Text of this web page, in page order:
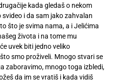
kada gledaš o nekom
i da sam jako zahvalan
što je svima nama, a i Jelićima
života i na tome mu
uvek biti jedno veliko
smo proživeli. Mnogo stvari se
zaboravimo, mnogo toga izbledi,
da im se vratiš i kada vidiš